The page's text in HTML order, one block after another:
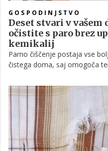
GOSPODINJSTVO
Deset stvari v
očistite s paro brez
kemikalij
Parno čiščenje postaja vse
čistega doma, saj omogoča
bakterijam, brez potrebe po
okolje in zdravje.